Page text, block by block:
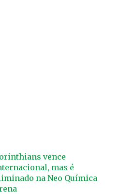
vence
mas é
na Neo Química